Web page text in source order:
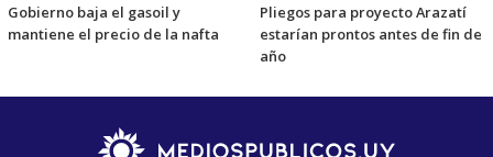
Gobierno baja el gasoil y
mantiene el precio de la nafta
Pliegos para proyecto Arazatí
estarían prontos antes de fin de
año